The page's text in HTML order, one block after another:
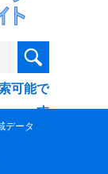
可能で
す
データ